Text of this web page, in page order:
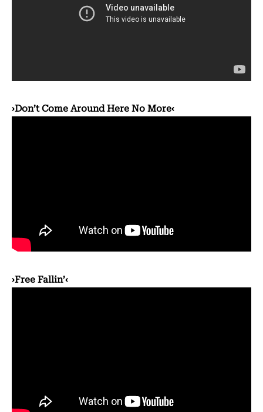
›Don’t Come Around Here No More‹
›Free Fallin’‹